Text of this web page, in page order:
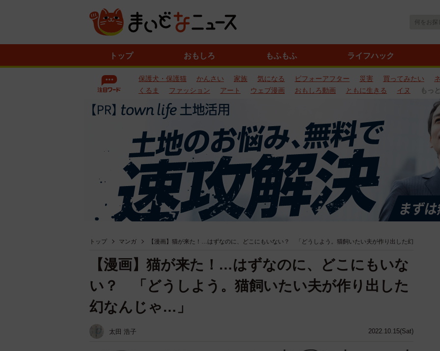
トップ おもしろ もふもふ ライフハック
保護犬・保護猫 かんさい 家族 気になる ビフォーアフター 災害 買ってみたい
くるま
ファッション アート ウェブ漫画 おもしろ動画 ともに生きる イヌ もっ
トップ マンガ 【漫画】猫が来た！…はずなのに、どこにもいない？ 「どうしよう。猫飼いたい夫が作り出した幻
2022.10.15(Sat)
【漫画】猫が来た！…はずなのに、どこにもいな
い？ 「どうしよう。猫飼いたい夫が作り出した
幻なんじゃ…」
太田 浩子